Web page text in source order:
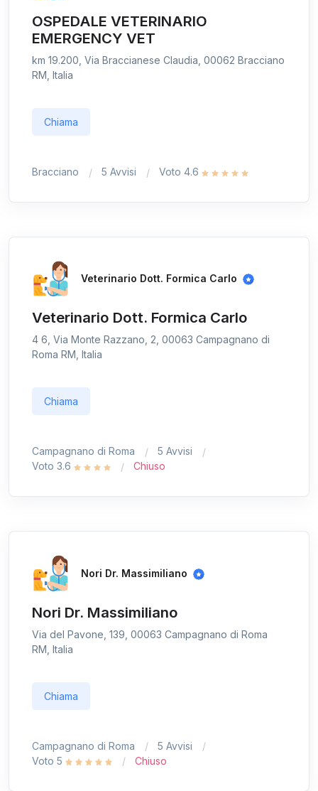
OSPEDALE VETERINARIO
EMERGENCY VET
km 19.200, Via Braccianese Claudia, 00062 Bracciano
RM, Italia
Chiama
Bracciano 5 Avvisi Voto 4.6
Veterinario Dott. Formica Carlo
Veterinario Dott. Formica Carlo
4 6, Via Monte Razzano, 2, 00063 Campagnano di
Roma RM, Italia
Chiama
Campagnano di Roma
5 Avvisi
Voto 3.6
Chiuso
Nori Dr. Massimiliano
Nori Dr. Massimiliano
Via del Pavone, 139, 00063 Campagnano di Roma
RM, Italia
Chiama
Campagnano di Roma
5 Avvisi
Voto 5
Chiuso